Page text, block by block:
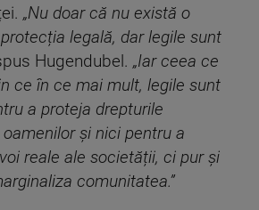
„Nu doar că nu există o
legală, dar legile sunt
Hugendubel. „Iar ceea ce
ce în ce mai mult, legile sunt
a proteja drepturile
și nici pentru a
reale ale societății, ci pur și
comunitatea.”